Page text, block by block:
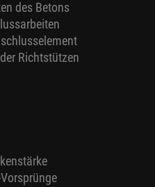
des Betons
Richtstützen